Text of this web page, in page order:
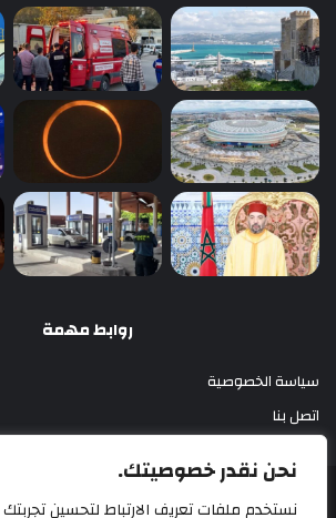
نحن نقدر خصوصيتك.
نستخدم ملفات تعريف الارتباط لتحسين
روابط مهمة
سياسة الخصوصية
اتصل بنا
أزري بريس 2025